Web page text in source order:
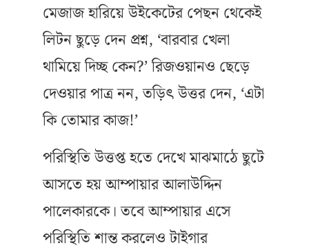
মেজাজ হারিয়ে উইকেটের পেছন থেকেই
লিটন ছুড়ে দেন প্রশ্ন, ‘বারবার খেলা
থামিয়ে দিচ্ছ কেন?’ রিজওয়ানও ছেড়ে
দেওয়ার পাত্র নন, তড়িৎ উত্তর দেন, ‘এটা
কি তোমার কাজ!’
পরিস্থিতি উত্তপ্ত হতে দেখে মাঝমাঠে ছুটে
আসতে হয় আম্পায়ার আলাউদ্দিন
পালেকারকে। তবে আম্পায়ার এসে
পরিস্থিতি শান্ত করলেও টাইগার